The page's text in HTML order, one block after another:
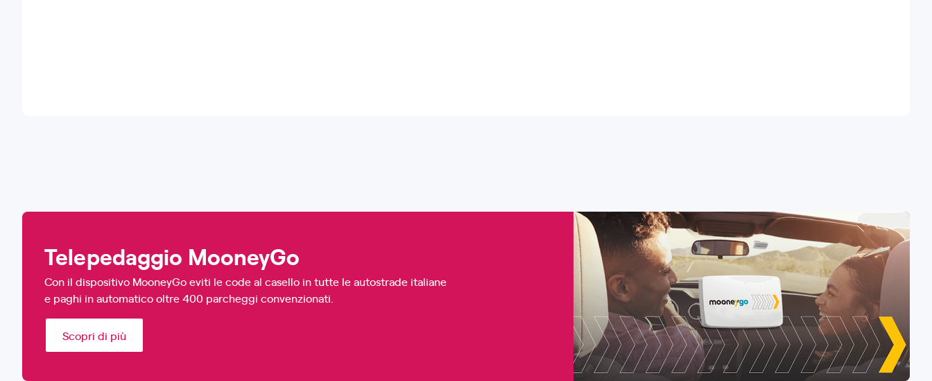
Telepedaggio MooneyGo
Con il dispositivo MooneyGo eviti le code al casello in tutte le autostrade italiane
e paghi in automatico oltre 400 parcheggi convenzionati.
Scopri di più